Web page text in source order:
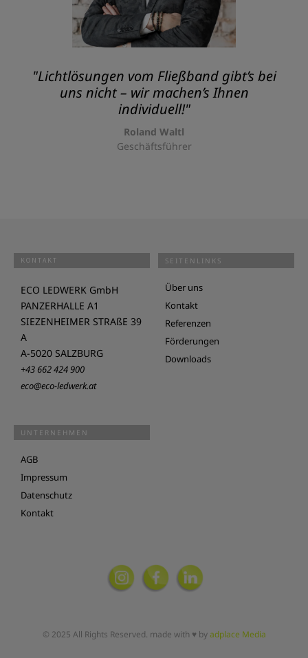
"Lichtlösungen vom Fließband gibt’s bei
uns nicht – wir machen’s Ihnen
individuell!"
Roland Waltl
Geschäftsführer
KONTAKT
ECO LEDWERK GmbH
PANZERHALLE A1
SIEZENHEIMER STRAßE 39
A
A-5020 SALZBURG
+43 662 424 900
eco@eco-ledwerk.at
SEITENLINKS
Über uns
Kontakt
Referenzen
Förderungen
Downloads
UNTERNEHMEN
AGB
Impressum
Datenschutz
Kontakt
© 2025 All Rights Reserved. made with ♥ byadplace Media